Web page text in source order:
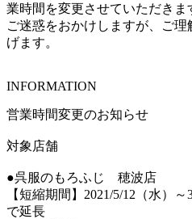
業時間を変更させていただきま
ご迷惑をおかけしますが、ご
げます。
INFORMATION
営業時間変更のお知らせ
対象店舗
●呉服のもろふじ 穂波店
【短縮期間】2021/5/12（水）
で延長